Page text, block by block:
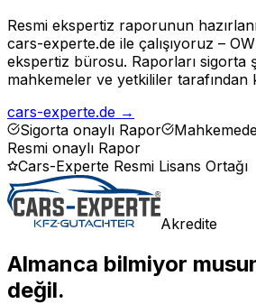
Resmi ekspertiz raporunun
cars-experte.de ile çalışıyoruz –
ekspertiz bürosu. Raporları sigorta
mahkemeler ve yetkililer tarafından
cars-experte.de →
Sigorta onaylı Rapor
Resmi onaylı Rapor
Cars-Experte Resmi Lisans Ortağı
Akredite
Almanca bilmiyor
değil.